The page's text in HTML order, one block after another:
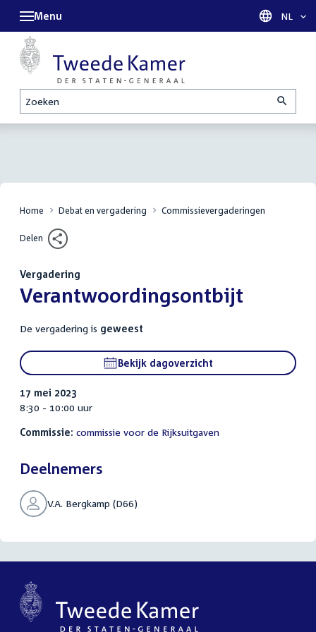
Zoeken
Menu Taal
NL
Home Debat en vergadering Commissievergaderingen
Delen
Vergadering
:Verantwoordingsontbijt
De vergadering is geweest
Bekijk dagoverzicht
17 mei 2023
8:30 - 10:00 uur
Commissie: commissie voor de Rijksuitgaven
Deelnemers
V.A. Bergkamp (D66)